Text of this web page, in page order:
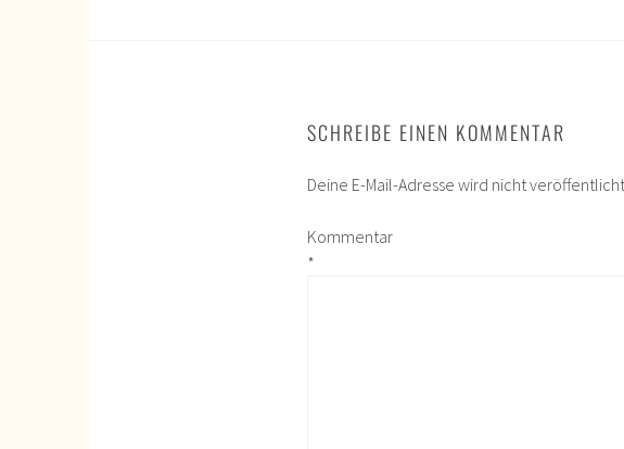
SCHREIBE EINEN KOMMENTAR
Deine E-Mail-Adresse wird nicht
Kommentar
*